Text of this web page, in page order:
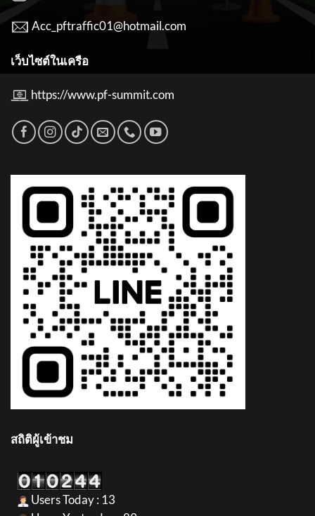
Acc_pftraffic01@hotmail.com
เว็บไซต์ในเครือ
https://www.pf-summit.com
สถิติผู้เข้าชม
Users Today : 13